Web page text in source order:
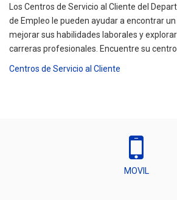
Los Centros de Servicio al Cliente del
de Empleo le pueden ayudar a encontrar
mejorar sus habilidades laborales y
carreras profesionales. Encuentre su
Centros de Servicio al Cliente
MOVIL